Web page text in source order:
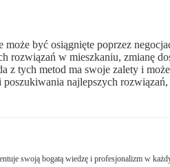
może być osiągnięte poprzez
rozwiązań w mieszkaniu, zmianę
z tych metod ma swoje zalety i
najlepszych
swoją bogatą wiedzę i profesjonalizm w